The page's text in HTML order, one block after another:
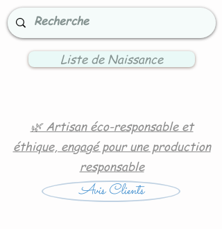
Liste de Naissance
🌿 Artisan éco-responsable et
éthique, engagé pour une production
responsable
Avis Clients